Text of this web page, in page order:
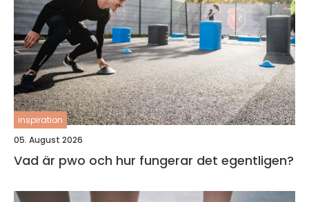
inspiration
05. August 2026
Vad är pwo och hur fungerar det egentligen?